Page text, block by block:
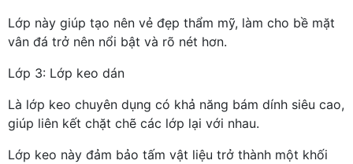
Lớp này giúp tạo nên vẻ đẹp thẩm mỹ, làm cho bề mặt
vân đá trở nên nổi bật và rõ nét hơn.
Lớp 3: Lớp keo dán
Là lớp keo chuyên dụng có khả năng bám dính siêu cao,
giúp liên kết chặt chẽ các lớp lại với nhau.
Lớp keo này đảm bảo tấm vật liệu trở thành một khối